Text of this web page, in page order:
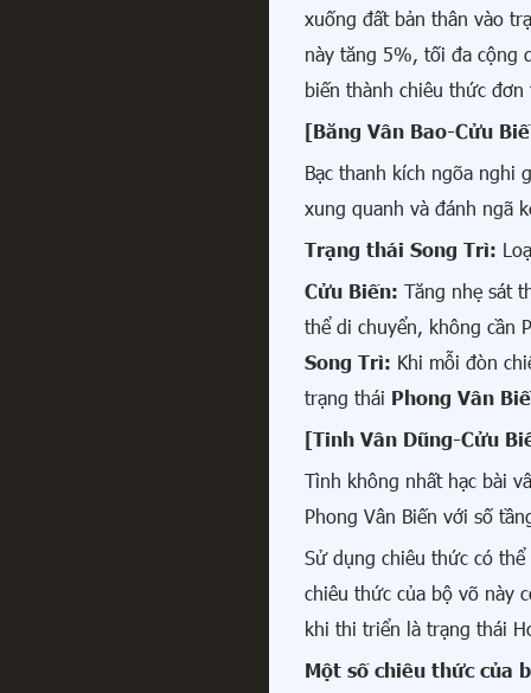
xuống đất bản thân vào
này tăng 5%, tối đa cộng
biến thành chiêu thức đơn
[Băng Vân Bao-Cửu
Bạc thanh kích ngõa nghi
xung quanh và đánh ngã
Trạng thái Song Trì:
Cửu Biến: Tăng nhẹ sát
thể di chuyển, không cần
Song Trì: Khi mỗi đòn
trạng thái Phong Vân
[Tinh Vân Dũng-Cửu
Tình không nhất hạc bài
Phong Vân Biến với số
Sử dụng chiêu thức có
chiêu thức của bộ võ này
khi thi triển là trạng thái
Một số chiêu thức của